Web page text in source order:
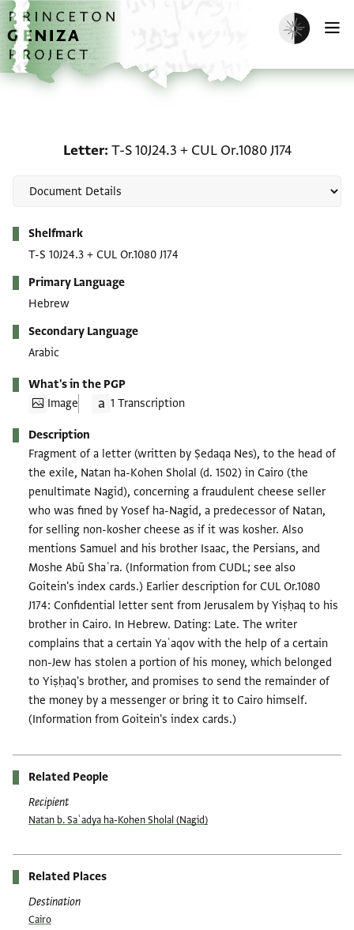
Skip to main content
home
Enable dark
Letter T-S 10J24.3 + CUL Or.1080 J174
Shelfmark
T-S 10J24.3 + CUL Or.1080 J174
Primary Language
Hebrew
Secondary Language
Arabic
What's in the PGP
Image
1 Transcription
Description
Fragment of a letter (written by Ṣedaqa Nes), to the head of
the exile, Natan ha-Kohen Sholal (d. 1502) in Cairo (the
penultimate Nagid), concerning a fraudulent cheese seller
who was fined by Yosef ha-Nagid, a predecessor of Natan,
for selling non-kosher cheese as if it was kosher. Also
mentions Samuel and his brother Isaac, the Persians, and
Moshe Abū Shaʿra. (Information from CUDL; see also
Goitein's index cards.) Earlier description for CUL Or.1080
J174: Confidential letter sent from Jerusalem by Yiṣḥaq to his
brother in Cairo. In Hebrew. Dating: Late. The writer
complains that a certain Yaʿaqov with the help of a certain
non-Jew has stolen a portion of his money, which belonged
to Yiṣḥaq's brother, and promises to send the remainder of
the money by a messenger or bring it to Cairo himself.
(Information from Goitein's index cards.)
Related People
Recipient
Natan b. Saʿadya ha-Kohen Sholal (Nagid)
Related Places
Destination
Cairo